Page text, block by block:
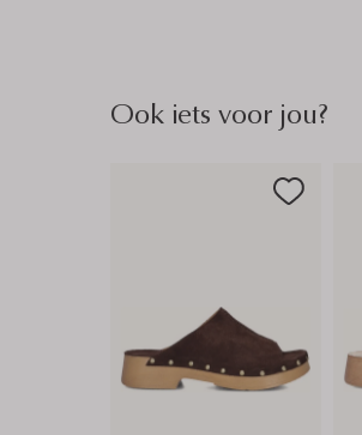
Ook iets voor jou?